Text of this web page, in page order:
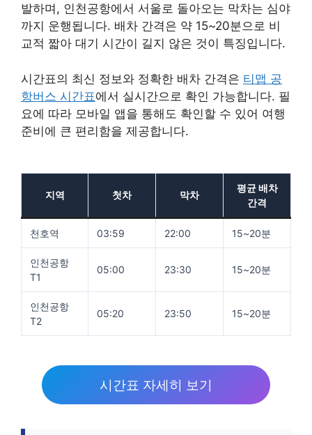
발하며, 인천공항에서 서울로 돌아오는 막차는 심야
까지 운행됩니다. 배차 간격은 약 15~20분으로 비
교적 짧아 대기 시간이 길지 않은 것이 특징입니다.
시간표의 최신 정보와 정확한 배차 간격은 티맵 공
항버스 시간표에서 실시간으로 확인 가능합니다. 필
요에 따라 모바일 앱을 통해도 확인할 수 있어 여행
준비에 큰 편리함을 제공합니다.
지역 첫차 막차
평균 배차
간격
천호역 03:59 22:00 15~20분
인천공항
T1
05:00 23:30 15~20분
인천공항
T2
05:20 23:50 15~20분
시간표 자세히 보기